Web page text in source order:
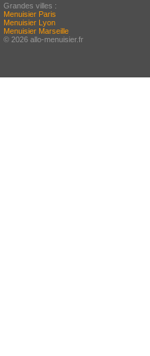
Grandes villes :
Menuisier Paris
Menuisier Lyon
Menuisier Marseille
© 2026 allo-menuisier.fr